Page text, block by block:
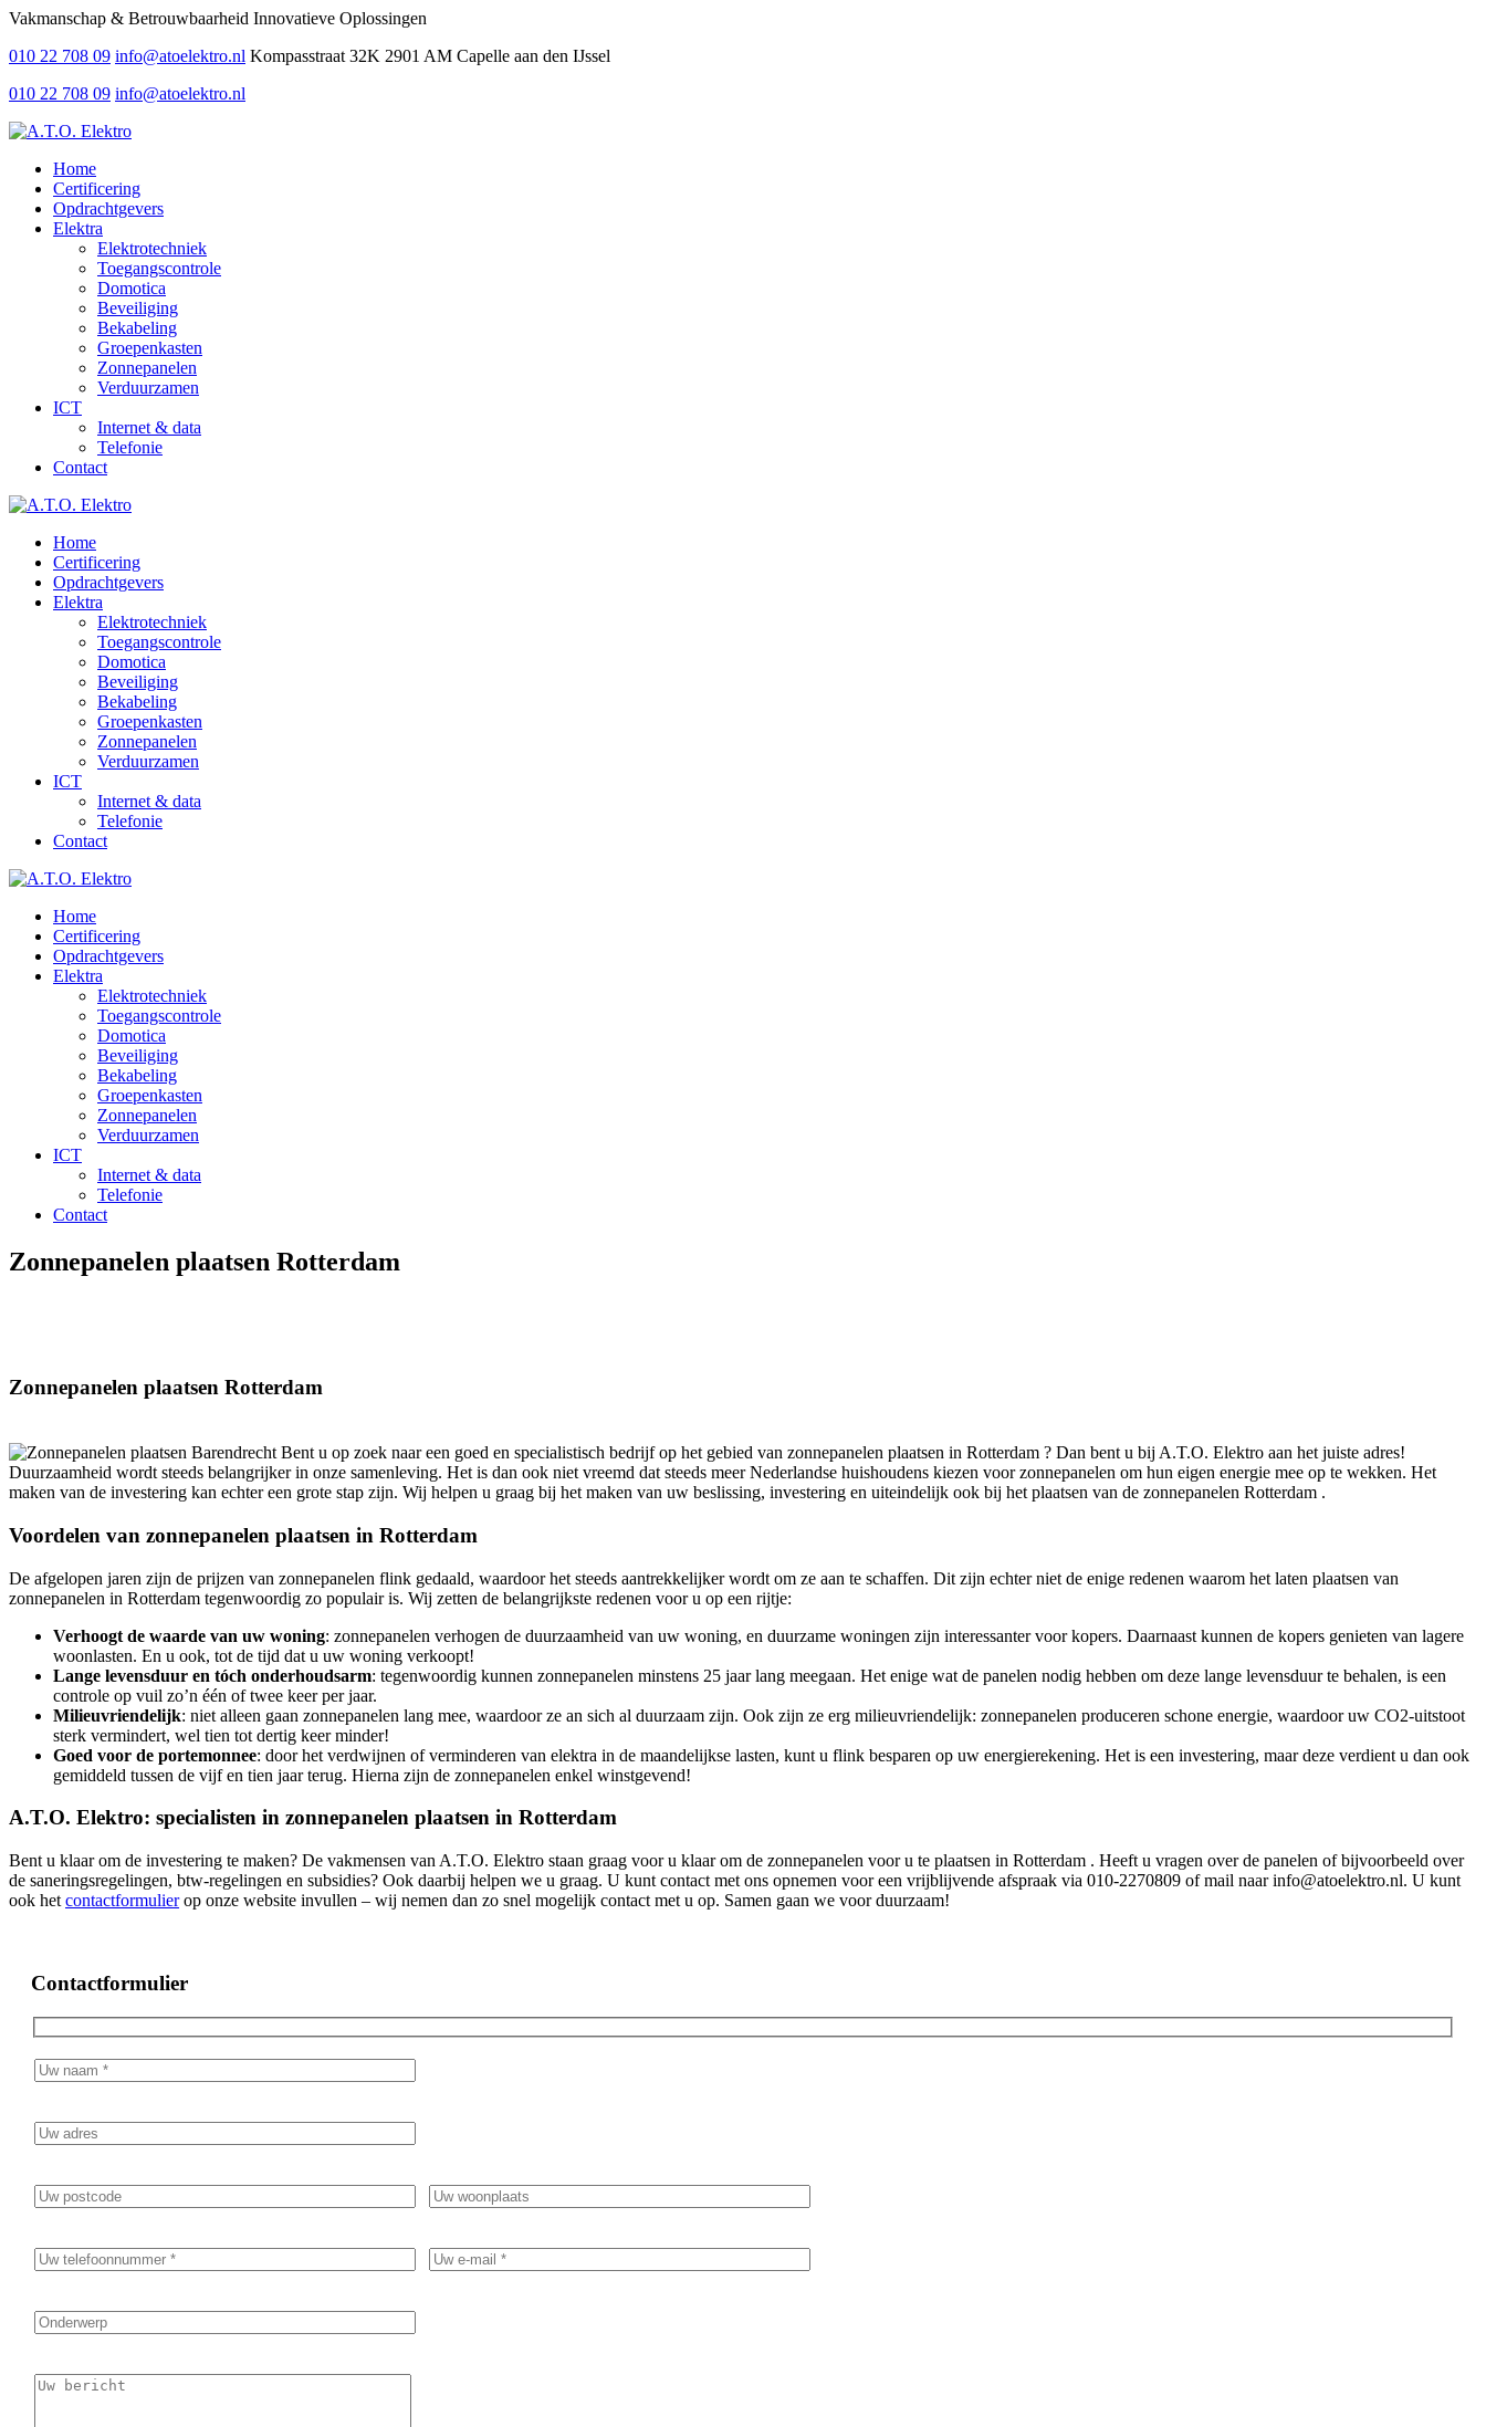
Vakmanschap & Betrouwbaarheid Innovatieve Oplossingen
010 22 708 09 info@atoelektro.nl Kompasstraat 32K 2901 AM Capelle aan den IJssel
010 22 708 09 info@atoelektro.nl
Home
Certificering
Opdrachtgevers
Elektra
Elektrotechniek
Toegangscontrole
Domotica
Beveiliging
Bekabeling
Groepenkasten
Zonnepanelen
Verduurzamen
ICT
Internet & data
Telefonie
Contact
Home
Certificering
Opdrachtgevers
Elektra
Elektrotechniek
Toegangscontrole
Domotica
Beveiliging
Bekabeling
Groepenkasten
Zonnepanelen
Verduurzamen
ICT
Internet & data
Telefonie
Contact
Home
Certificering
Opdrachtgevers
Elektra
Elektrotechniek
Toegangscontrole
Domotica
Beveiliging
Bekabeling
Groepenkasten
Zonnepanelen
Verduurzamen
ICT
Internet & data
Telefonie
Contact
Zonnepanelen plaatsen Rotterdam
Zonnepanelen plaatsen Rotterdam
Bent u op zoek naar een goed en specialistisch bedrijf op het gebied van zonnepanelen plaatsen in Rotterdam ? Dan bent u bij A.T.O. Elektro aan het juiste adres!
Duurzaamheid wordt steeds belangrijker in onze samenleving. Het is dan ook niet vreemd dat steeds meer Nederlandse huishoudens kiezen voor zonnepanelen om hun eigen energie mee op te wekken. Het
maken van de investering kan echter een grote stap zijn. Wij helpen u graag bij het maken van uw beslissing, investering en uiteindelijk ook bij het plaatsen van de zonnepanelen Rotterdam .
Voordelen van zonnepanelen plaatsen in Rotterdam
De afgelopen jaren zijn de prijzen van zonnepanelen flink gedaald, waardoor het steeds aantrekkelijker wordt om ze aan te schaffen. Dit zijn echter niet de enige redenen waarom het laten plaatsen van
zonnepanelen in Rotterdam tegenwoordig zo populair is. Wij zetten de belangrijkste redenen voor u op een rijtje:
Verhoogt de waarde van uw woning: zonnepanelen verhogen de duurzaamheid van uw woning, en duurzame woningen zijn interessanter voor kopers. Daarnaast kunnen de kopers genieten van lagere
woonlasten. En u ook, tot de tijd dat u uw woning verkoopt!
Lange levensduur en tóch onderhoudsarm: tegenwoordig kunnen zonnepanelen minstens 25 jaar lang meegaan. Het enige wat de panelen nodig hebben om deze lange levensduur te behalen, is een
controle op vuil zo’n één of twee keer per jaar.
Milieuvriendelijk: niet alleen gaan zonnepanelen lang mee, waardoor ze an sich al duurzaam zijn. Ook zijn ze erg milieuvriendelijk: zonnepanelen produceren schone energie, waardoor uw CO2-uitstoot
sterk vermindert, wel tien tot dertig keer minder!
Goed voor de portemonnee: door het verdwijnen of verminderen van elektra in de maandelijkse lasten, kunt u flink besparen op uw energierekening. Het is een investering, maar deze verdient u dan ook
gemiddeld tussen de vijf en tien jaar terug. Hierna zijn de zonnepanelen enkel winstgevend!
A.T.O. Elektro: specialisten in zonnepanelen plaatsen in Rotterdam
Bent u klaar om de investering te maken? De vakmensen van A.T.O. Elektro staan graag voor u klaar om de zonnepanelen voor u te plaatsen in Rotterdam . Heeft u vragen over de panelen of bijvoorbeeld over
de saneringsregelingen, btw-regelingen en subsidies? Ook daarbij helpen we u graag. U kunt contact met ons opnemen voor een vrijblijvende afspraak via 010-2270809 of mail naar info@atoelektro.nl. U kunt
ook het contactformulierop onze website invullen – wij nemen dan zo snel mogelijk contact met u op. Samen gaan we voor duurzaam!
Contactformulier